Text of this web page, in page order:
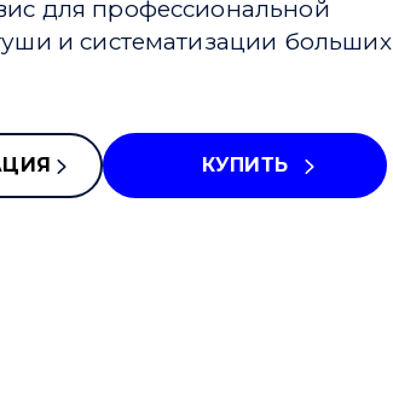
для профессиональной
и систематизации больших
КУПИТЬ